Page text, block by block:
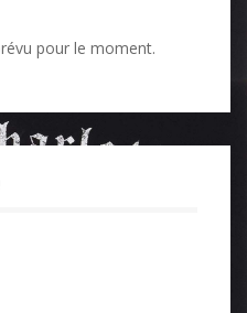
pour le moment.